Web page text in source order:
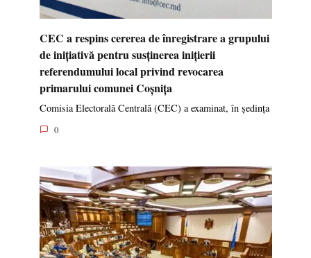
CEC a respins cererea de înregistrare a grupului
de inițiativă pentru susținerea inițierii
referendumului local privind revocarea
primarului comunei Coșnița
Comisia Electorală Centrală (CEC) a examinat, în ședința
0